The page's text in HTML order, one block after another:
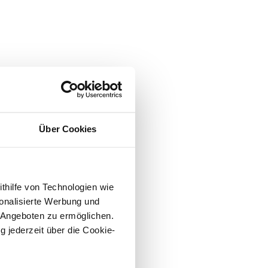
Über Cookies
von Technologien wie
Werbung und
zu ermöglichen.
jederzeit über die Cookie-